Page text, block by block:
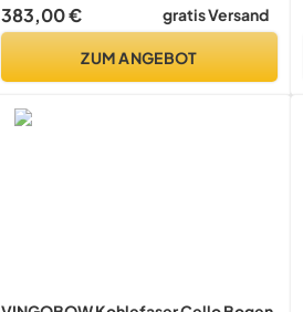
383,00 €
gratis Versand
ZUM ANGEBOT